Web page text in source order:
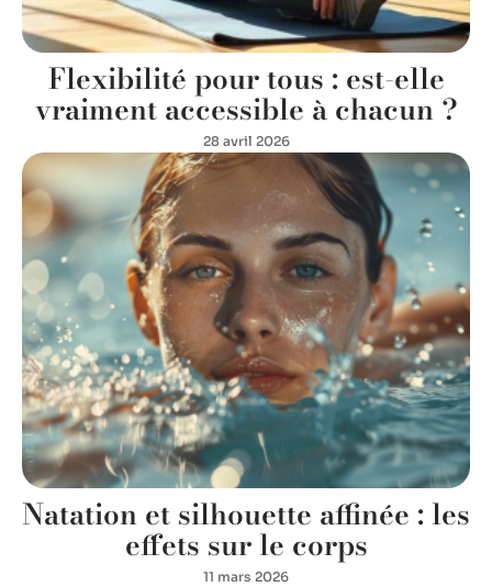
Flexibilité pour tous : est-elle
vraiment accessible à chacun ?
28 avril 2026
Natation et silhouette affinée : les
effets sur le corps
11 mars 2026